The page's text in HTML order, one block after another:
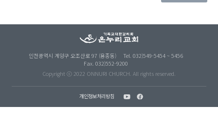
인천광역시 계양구 오조산로 97 (용종동)
Tel. 032)549-5454 ~ 5456
Fax. 032)552-9200
Copyright ⓒ 2022 ONNURI CHURCH. All rights reserved.
개인정보처리방침